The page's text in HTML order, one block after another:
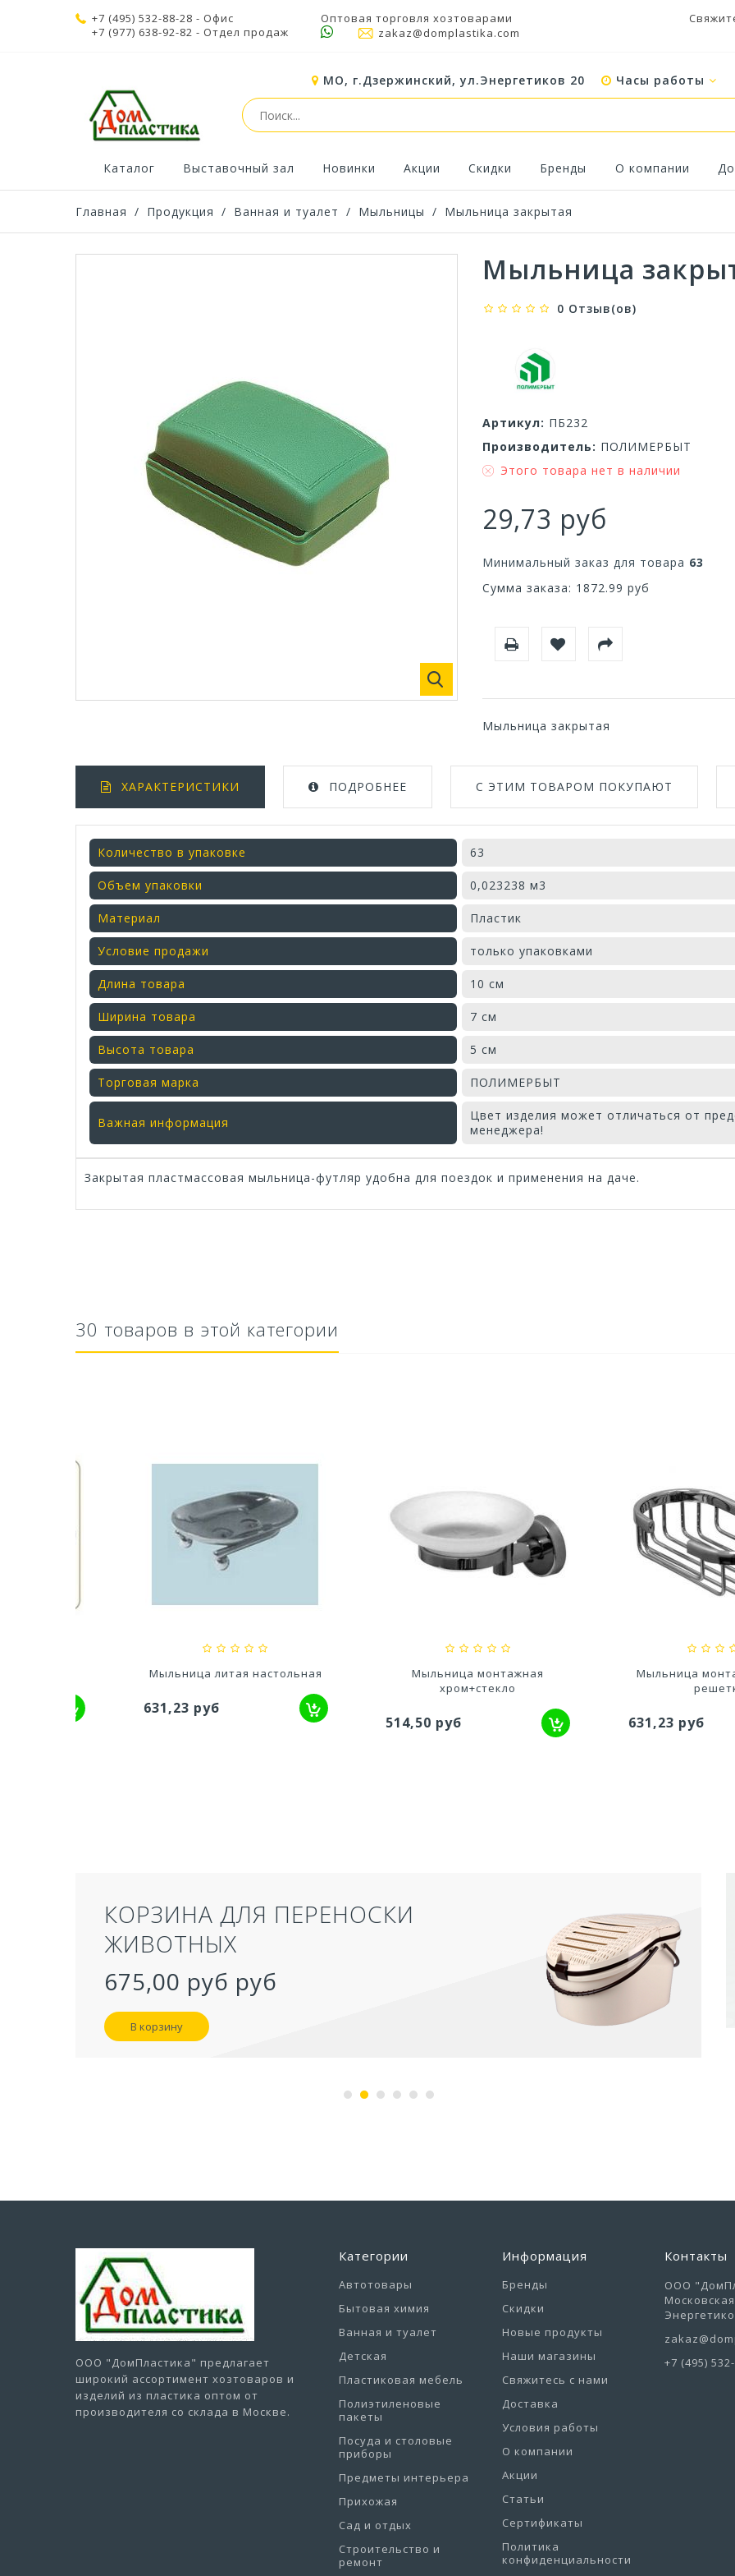
+7 (495) 532-88-28 - Офис
+7 (977) 638-92-82 - Отдел продаж
Оптовая торговля хозтоварами
zakaz@domplastika.com
МО, г.Дзержинский, ул.Энергетиков 20 Часы работы
Каталог Выставочный зал Новинки Акции Скидки Бренды О компании
Главная / Продукция / Ванная и туалет / Мыльницы / Мыльница закрытая
Мыльница
0 Отзыв(ов)
Артикул: ПБ232
Производитель: ПОЛИМЕРБЫТ
Этого товара нет в наличии
29,73 руб
Минимальный заказ для товара 63
Сумма заказа: 1872.99 руб
Мыльница закрытая
ХАРАКТЕРИСТИКИ ПОДРОБНЕЕ С ЭТИМ ТОВАРОМ ПОКУПАЮТ
Количество в упаковке 63
Объем упаковки 0,023238 м3
Материал Пластик
Условие продажи только упаковками
Длина товара 10 см
Ширина товара 7 см
Высота товара 5 см
Торговая марка ПОЛИМЕРБЫТ
Важная информация
Цвет изделия может отличаться от
менеджера!
Закрытая пластмассовая мыльница-футляр удобна для поездок и применения на даче.
Кресло Tropic ротанг Кресло Ривьера Стол Анталия 140х80
30 товаров в этой категории
Мыльница литая настольная
631,23 руб
Мыльница монтажная
хром+стекло
514,50 руб
Мыльница монтажная
решетка
631,23 руб
ТУАЛЕТ ДЛЯ КОШЕК ЗАКРЫТЫЙ
СЕРЫЙ 50,5Х39Х41 СМ
957,40 руб
В корзину
ООО "ДомПластика" предлагает
широкий ассортимент хозтоваров и
изделий из пластика оптом от
производителя со склада в Москве.
Категории
Автотовары
Бытовая химия
Ванная и туалет
Детская
Пластиковая мебель
Полиэтиленовые
пакеты
Посуда и столовые
приборы
Предметы интерьера
Прихожая
Сад и отдых
Строительство и
ремонт
Информация
Бренды
Скидки
Новые продукты
Наши магазины
Свяжитесь с нами
Доставка
Условия работы
О компании
Акции
Статьи
Сертификаты
Политика
конфиденциальности
Контакты
ООО
+7 (495)